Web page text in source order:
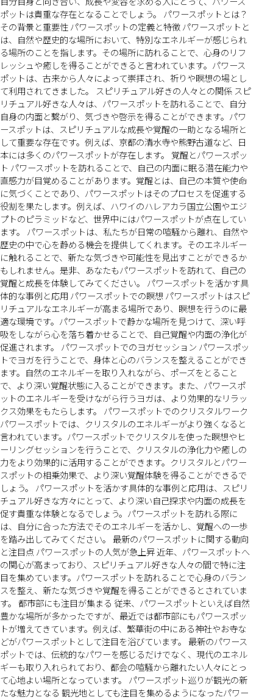
ポットは貴重な存在となることでしょう。 パワースポットとは？
その背景と重要性 パワースポットの定義と特徴 パワースポットと
は、自然や歴史的な場所において、特別なエネルギーが感じられ
る場所のことを指します。その場所に訪れることで、心身のリフ
レッシュや癒しを得ることができると言われています。パワース
ポットは、古来から人々によって崇拝され、祈りや瞑想の場とし
て利用されてきました。 スピリチュアル好きの人々との関係 スピ
リチュアル好きな人々は、パワースポットを訪れることで、自分
自身の内面と繋がり、気づきや啓示を得ることができます。パワ
ースポットは、スピリチュアルな成長や覚醒の一助となる場所と
して重要な存在です。例えば、京都の清水寺や熊野古道など、日
本には多くのパワースポットが存在します。 覚醒とパワースポッ
ト パワースポットを訪れることで、自己の内面に眠る潜在能力や
直感力が目覚めることがあります。覚醒とは、自己の本質や使命
に気づくことであり、パワースポットはそのプロセスを促進する
役割を果たします。例えば、ハワイのハレアカラ国立公園やエジ
プトのピラミッドなど、世界中にはパワースポットが点在してい
ます。 パワースポットは、私たちが日常の喧騒から離れ、自然や
歴史の中で心を静める機会を提供してくれます。そのエネルギー
に触れることで、新たな気づきや可能性を見出すことができるか
もしれません。是非、あなたもパワースポットを訪れて、自己の
覚醒と成長を体験してみてください。 パワースポットを活かす具
体的な事例と応用 パワースポットでの瞑想 パワースポットはスピ
リチュアルなエネルギーが高まる場所であり、瞑想を行うのに最
適な環境です。パワースポットで静かな場所を見つけて、深い呼
吸をしながら心を落ち着かせることで、自己覚醒や内面の浄化が
促進されます。 パワースポットでのヨガセッション パワースポッ
トでヨガを行うことで、身体と心のバランスを整えることができ
ます。自然のエネルギーを取り入れながら、ポーズをとること
で、より深い覚醒状態に入ることができます。また、パワースポ
ットのエネルギーを受けながら行うヨガは、より効果的なリラッ
クス効果をもたらします。 パワースポットでのクリスタルワーク
パワースポットでは、クリスタルのエネルギーがより強くなると
言われています。パワースポットでクリスタルを使った瞑想やヒ
ーリングセッションを行うことで、クリスタルの浄化力や癒しの
力をより効果的に活用することができます。クリスタルとパワー
スポットの相乗効果で、より深い覚醒体験を得ることができるで
しょう。 パワースポットを活かす具体的な事例と応用は、スピリ
チュアル好きな方々にとって、より深い自己探求や内面の成長を
促す貴重な体験となるでしょう。パワースポットを訪れる際に
は、自分に合った方法でそのエネルギーを活かし、覚醒への一歩
を踏み出してみてください。 最新のパワースポットに関する動向
と注目点 パワースポットの人気が急上昇 近年、パワースポットへ
の関心が高まっており、スピリチュアル好きな人々の間で特に注
目を集めています。パワースポットを訪れることで心身のバラン
スを整え、新たな気づきや覚醒を得ることができるとされていま
す。 都市部にも注目が集まる 従来、パワースポットといえば自然
豊かな場所が多かったですが、最近では都市部にもパワースポッ
トが増えてきています。例えば、繁華街の中にある神社やお寺な
どがパワースポットとして注目を浴びています。 最新のパワース
ポットでは、伝統的なパワーを感じるだけでなく、現代のエネル
ギーも取り入れられており、都会の喧騒から離れたい人々にとっ
て心地よい場所となっています。 パワースポット巡りが観光の新
たな魅力となる 観光地としても注目を集めるようになったパワー